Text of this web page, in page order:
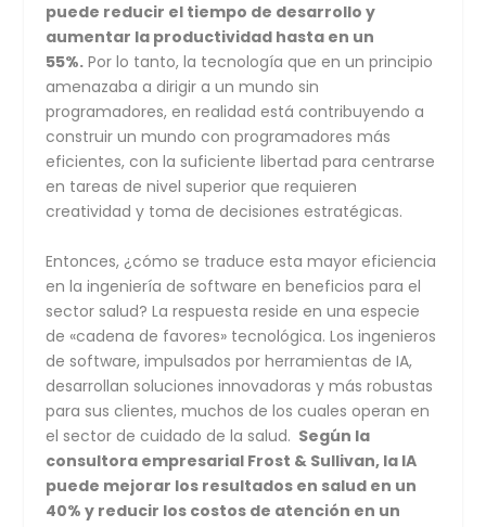
puede reducir el tiempo de desarrollo y
aumentar la productividad hasta en un
55%. Por lo tanto, la tecnología que en un principio
amenazaba a dirigir a un mundo sin
programadores, en realidad está contribuyendo a
construir un mundo con programadores más
eficientes, con la suficiente libertad para centrarse
en tareas de nivel superior que requieren
creatividad y toma de decisiones estratégicas.
Entonces, ¿cómo se traduce esta mayor eficiencia
en la ingeniería de software en beneficios para el
sector salud? La respuesta reside en una especie
de «cadena de favores» tecnológica. Los ingenieros
de software, impulsados por herramientas de IA,
desarrollan soluciones innovadoras y más robustas
para sus clientes, muchos de los cuales operan en
el sector de cuidado de la salud. Según la
consultora empresarial Frost & Sullivan, la IA
puede mejorar los resultados en salud en un
40% y reducir los costos de atención en un